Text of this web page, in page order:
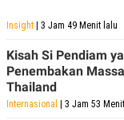
S
N
G
K
G
Insight | 3 Jam 49 Menit lalu
Kisah Si Pendiam
Penembakan
Thailand
Internasional | 3 Jam 53